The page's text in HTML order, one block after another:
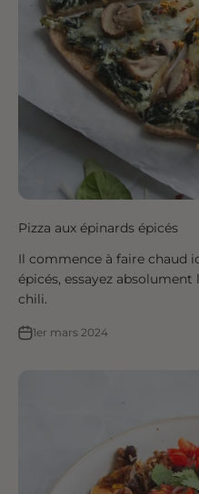
Pizza aux épinards épicés
Il commence à faire chaud
épicés, essayez
chili.
1er mars 2024